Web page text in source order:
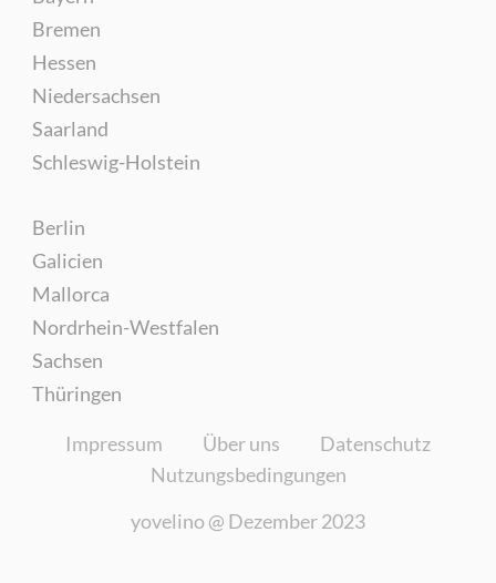
Bremen
Hessen
Niedersachsen
Saarland
Schleswig-Holstein
Berlin
Galicien
Mallorca
Nordrhein-Westfalen
Sachsen
Thüringen
Impressum Über uns
Datenschutz
Nutzungsbedingungen
yovelino @ Dezember 2023